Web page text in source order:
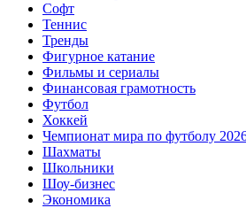
Софт
Теннис
Тренды
Фигурное катание
Фильмы и сериалы
Финансовая грамотность
Футбол
Хоккей
Чемпионат мира по футболу
Шахматы
Школьники
Шоу-бизнес
Экономика